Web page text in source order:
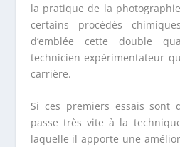
la pratique de la
certains procédés
d’emblée cette double
technicien expérimentateur
carrière.
Si ces premiers essais sont
passe très vite à la
laquelle il apporte une